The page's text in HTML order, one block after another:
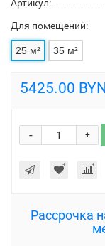
Артикул:
Для помещений:
25 м² 35 м²
5425.00
+
-
Рассрочка